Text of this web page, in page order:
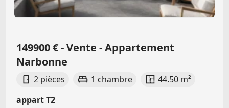
149900 € - Vente - Appartement
Narbonne
2 pièces 1 chambre
44.50 m²
appart T2